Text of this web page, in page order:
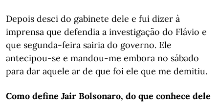
Depois desci do gabinete dele e fui dizer à
imprensa que defendia a investigação do Flávio e
que segunda-feira sairia do governo. Ele
antecipou-se e mandou-me embora no sábado
para dar aquele ar de que foi ele que me demitiu.
Como define Jair Bolsonaro, do que conhece dele